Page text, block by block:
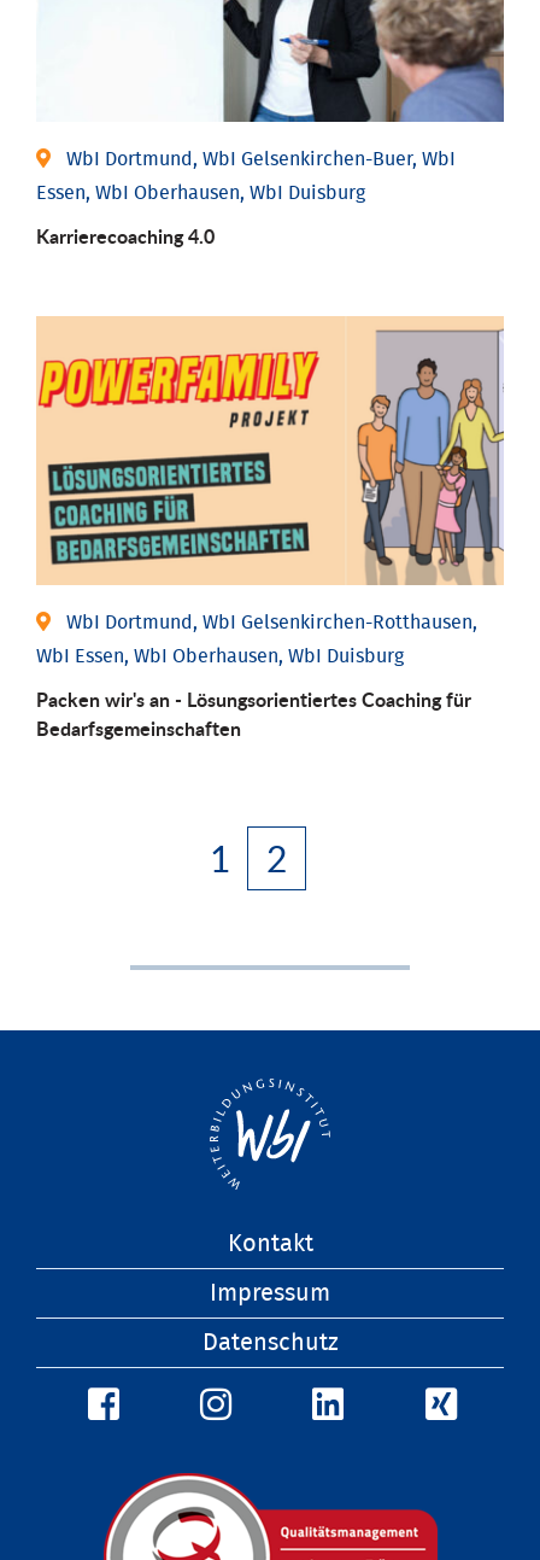
WbI Dortmund, WbI Gelsenkirchen-Buer, WbI
Essen, WbI Oberhausen, WbI Duisburg
Karriere­coaching 4.0
WbI Dortmund, WbI Gelsenkirchen-Rotthausen,
WbI Essen, WbI Oberhausen, WbI Duisburg
Packen wir's an - Lösungsorientiertes Coaching für
Bedarfsgemeinschaften
1 2
Kontakt
Impressum
Datenschutz